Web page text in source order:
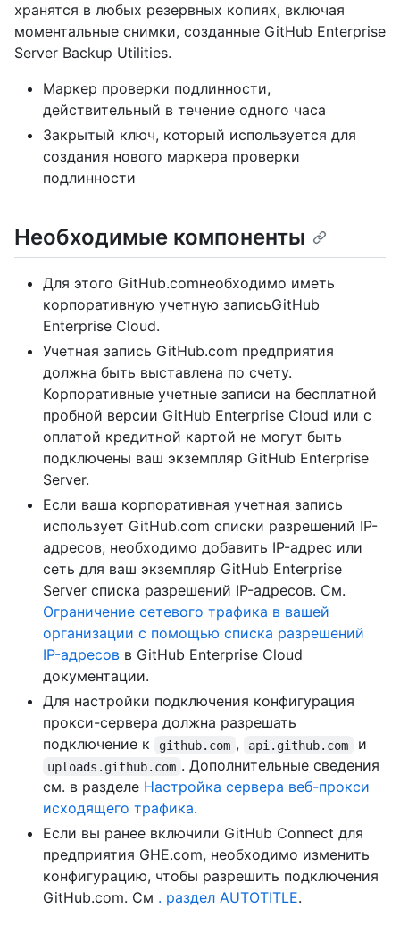
хранятся в любых резервных копиях, включая
моментальные снимки, созданные GitHub Enterprise
Server Backup Utilities.
Маркер проверки подлинности,
действительный в течение одного часа
Закрытый ключ, который используется для
создания нового маркера проверки
подлинности
Необходимые компоненты
Для этого GitHub.comнеобходимо иметь
корпоративную учетную записьGitHub
Enterprise Cloud.
Учетная запись GitHub.com предприятия
должна быть выставлена по счету.
Корпоративные учетные записи на бесплатной
пробной версии GitHub Enterprise Cloud или с
оплатой кредитной картой не могут быть
подключены ваш экземпляр GitHub Enterprise
Server.
Если ваша корпоративная учетная запись
использует GitHub.com списки разрешений IP-
адресов, необходимо добавить IP-адрес или
сеть для ваш экземпляр GitHub Enterprise
Server списка разрешений IP-адресов. См.
Ограничение сетевого трафика в вашей
организации с помощью списка разрешений
IP-адресов в GitHub Enterprise Cloud
документации.
Для настройки подключения конфигурация
прокси-сервера должна разрешать
подключение к
github.com , api.github.com и
uploads.github.com . Дополнительные сведения
см. в разделе Настройка сервера веб-прокси
исходящего трафика.
Если вы ранее включили GitHub Connect для
предприятия GHE.com, необходимо изменить
конфигурацию, чтобы разрешить подключения
GitHub.com. См . раздел AUTOTITLE.